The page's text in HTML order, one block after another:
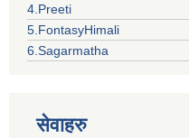
4.Preeti
5.FontasyHimali
6.Sagarmatha
सेवाहरु